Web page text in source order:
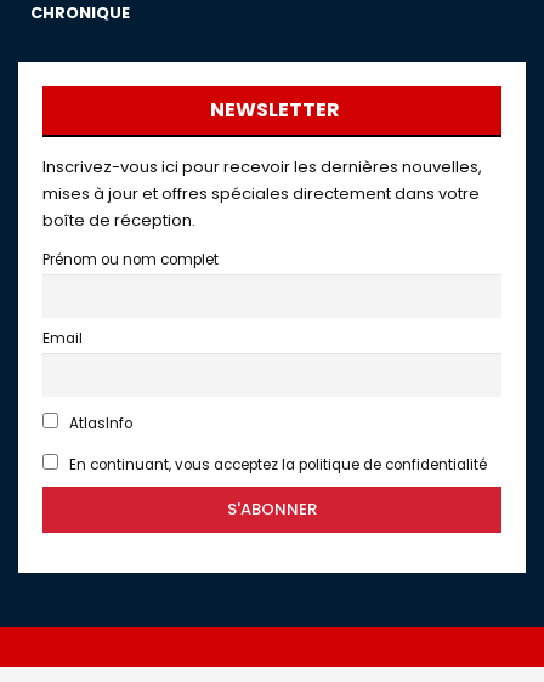
CHRONIQUE
NEWSLETTER
Inscrivez-vous ici pour recevoir les dernières nouvelles,
mises à jour et offres spéciales directement dans votre
boîte de réception.
Prénom ou nom complet
Email
AtlasInfo
En continuant, vous acceptez la politique de confidentialité